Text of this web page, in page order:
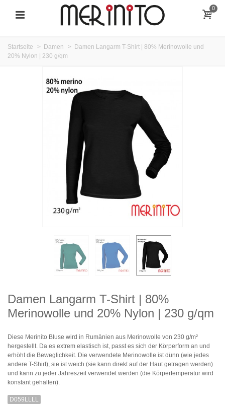
0
Startseite > Damen > Damen Langarm T-Shirt | 80% Merinowolle und
20% Nylon | 230 g/qm
Damen Langarm T-Shirt | 80%
Merinowolle und 20% Nylon | 230 g/qm
Diese Merinito Bluse wird in Rumänien aus Merinowolle von 230 g/m²
hergestellt. Da es extrem elastisch ist, passt es sich der Körperform an und
erhöht die Beweglichkeit. Die verwendete Merinowolle ist dünn (wie jedes
andere T-Shirt), sie ist weich (sie kann direkt auf der Haut getragen werden)
und kann zu jeder Jahreszeit verwendet werden (die Körpertemperatur wird
konstant gehalten).
D059LLLL